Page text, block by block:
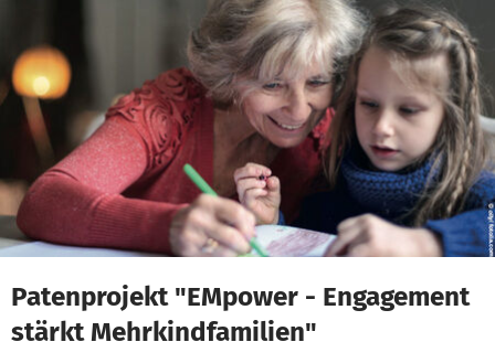
Zum Hauptinhalt springen
Erklärung zur Barrierefreiheit anzeigen
Patenprojekt "EMpower - Engagement
stärkt Mehrkindfamilien"